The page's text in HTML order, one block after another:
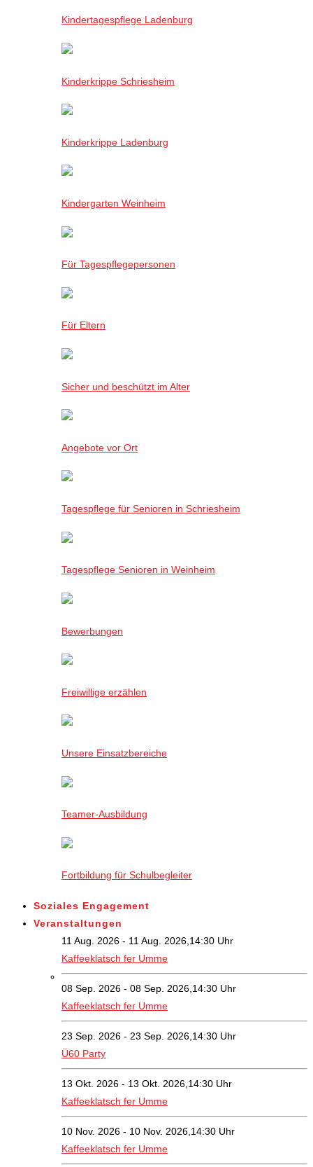
Kindertagespflege Ladenburg
Kinderkrippe Schriesheim
Kinderkrippe Ladenburg
Kindergarten Weinheim
Für Tagespflegepersonen
Für Eltern
Sicher und beschützt im Alter
Angebote vor Ort
Tagespflege für Senioren in Schriesheim
Tagespflege Senioren in Weinheim
Bewerbungen
Freiwillige erzählen
Unsere Einsatzbereiche
Teamer-Ausbildung
Fortbildung für Schulbegleiter
Soziales Engagement
Veranstaltungen
11 Aug. 2026 - 11 Aug. 2026,14:30 Uhr
Kaffeeklatsch fer Umme
08 Sep. 2026 - 08 Sep. 2026,14:30 Uhr
Kaffeeklatsch fer Umme
23 Sep. 2026 - 23 Sep. 2026,14:30 Uhr
Ü60 Party
13 Okt. 2026 - 13 Okt. 2026,14:30 Uhr
Kaffeeklatsch fer Umme
10 Nov. 2026 - 10 Nov. 2026,14:30 Uhr
Kaffeeklatsch fer Umme